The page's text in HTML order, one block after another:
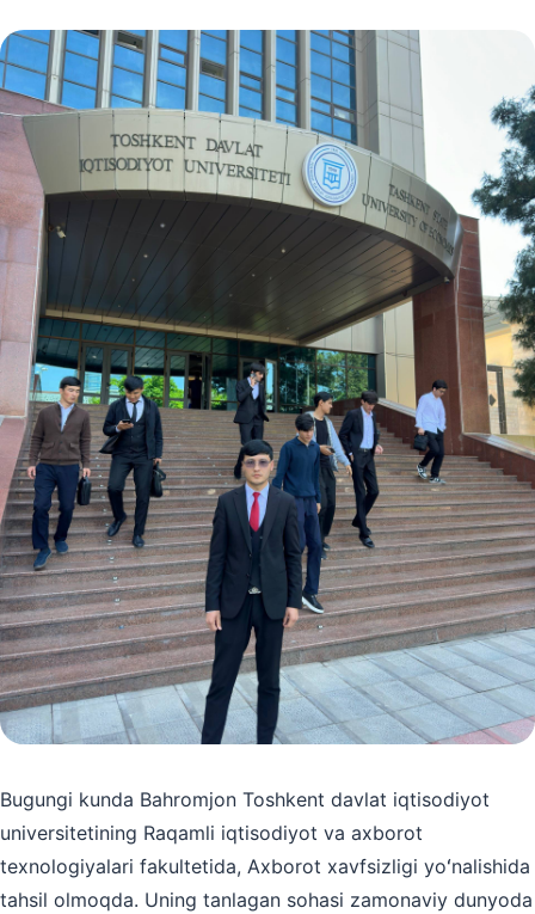
Bugungi kunda Bahromjon Toshkent davlat iqtisodiyot
universitetining Raqamli iqtisodiyot va axborot
texnologiyalari fakultetida, Axborot xavfsizligi yoʻnalishida
tahsil olmoqda. Uning tanlagan sohasi zamonaviy dunyoda